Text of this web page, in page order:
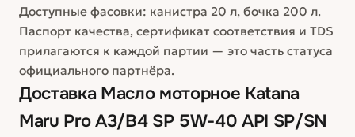
Доступные фасовки: канистра 20 л, бочка 200 л.
Паспорт качества, сертификат соответствия и TDS
прилагаются к каждой партии — это часть статуса
официального партнёра.
Доставка Масло моторное Katana
Maru Pro A3/B4 SP 5W-40 API SP/SN